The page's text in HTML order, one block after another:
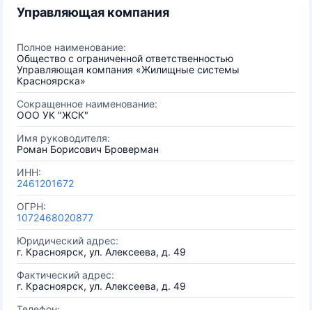
Управляющая компания
Полное наименование:
Общество с ограниченной ответственностью
Управляющая компания «Жилищные системы
Красноярска»
Сокращенное наименование:
ООО УК "ЖСК"
Имя руководителя:
Роман Борисович Броверман
ИНН:
2461201672
ОГРН:
1072468020877
Юридический адрес:
г. Красноярск, ул. Алексеева, д. 49
Фактический адрес:
г. Красноярск, ул. Алексеева, д. 49